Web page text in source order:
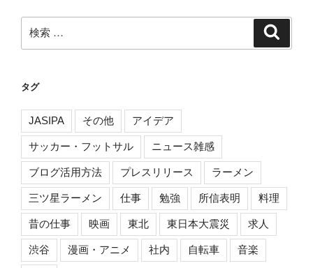
ン
検
索:
タグ
JASIPA その他 アイデア
サッカー・フットサル ニュース雑感
ブログ活用方法 プレスリリース ラーメン
三ツ星ラーメン 仕事 勉強 所信表明 料理
昔の仕事 映画 東北 東日本大震災 求人
渋谷 漫画・アニメ 社内 自転車 音楽